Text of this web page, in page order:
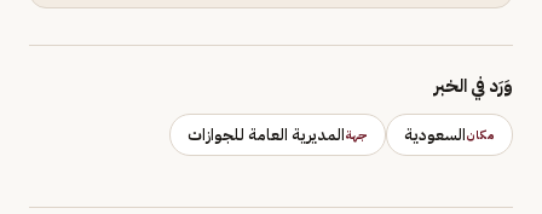
وَرَد في الخبر
مكانالسعودية جهةالمديرية العامة للجوازات